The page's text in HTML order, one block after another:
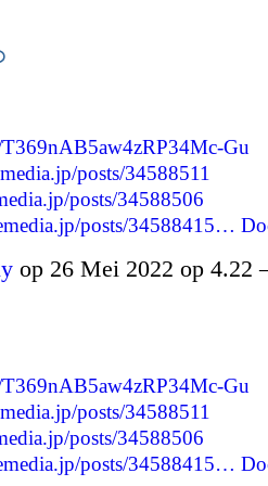
Gu
posts/34588511
posts/34588506
posts/34588415…
op 26 Mei 2022 op 4.22
Gu
posts/34588511
posts/34588506
posts/34588415…